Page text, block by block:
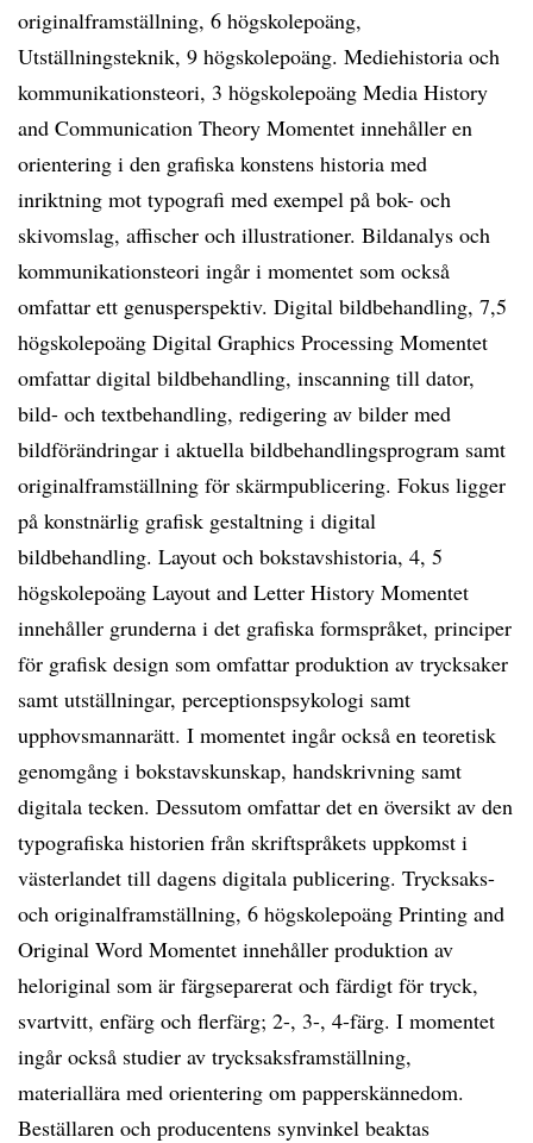
originalframställning, 6 högskolepoäng,
Utställningsteknik, 9 högskolepoäng. Mediehistoria och
kommunikationsteori, 3 högskolepoäng Media History
and Communication Theory Momentet innehåller en
orientering i den grafiska konstens historia med
inriktning mot typografi med exempel på bok- och
skivomslag, affischer och illustrationer. Bildanalys och
kommunikationsteori ingår i momentet som också
omfattar ett genusperspektiv. Digital bildbehandling, 7,5
högskolepoäng Digital Graphics Processing Momentet
omfattar digital bildbehandling, inscanning till dator,
bild- och textbehandling, redigering av bilder med
bildförändringar i aktuella bildbehandlingsprogram samt
originalframställning för skärmpublicering. Fokus ligger
på konstnärlig grafisk gestaltning i digital
bildbehandling. Layout och bokstavshistoria, 4, 5
högskolepoäng Layout and Letter History Momentet
innehåller grunderna i det grafiska formspråket, principer
för grafisk design som omfattar produktion av trycksaker
samt utställningar, perceptionspsykologi samt
upphovsmannarätt. I momentet ingår också en teoretisk
genomgång i bokstavskunskap, handskrivning samt
digitala tecken. Dessutom omfattar det en översikt av den
typografiska historien från skriftspråkets uppkomst i
västerlandet till dagens digitala publicering. Trycksaks-
och originalframställning, 6 högskolepoäng Printing and
Original Word Momentet innehåller produktion av
heloriginal som är färgseparerat och färdigt för tryck,
svartvitt, enfärg och flerfärg; 2-, 3-, 4-färg. I momentet
ingår också studier av trycksaksframställning,
materiallära med orientering om papperskännedom.
Beställaren och producentens synvinkel beaktas